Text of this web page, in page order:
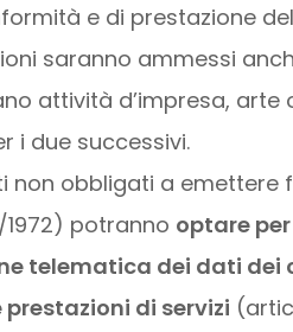
e di prestazione
saranno ammessi
attività d’impresa, arte
i due successivi.
non obbligati a emettere
1972) potranno optare
telematica dei dati dei
prestazioni di servizi